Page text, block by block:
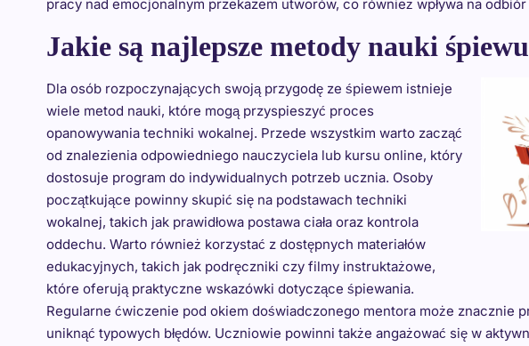
pracy nad emocjonalnym przekazem utworów, co również wpływa na
Jakie są najlepsze metody nauki
Dla osób rozpoczynających swoją przygodę ze śpiewem istnieje
wiele metod nauki, które mogą przyspieszyć proces
opanowywania techniki wokalnej. Przede wszystkim warto zacząć
od znalezienia odpowiedniego nauczyciela lub kursu online, który
dostosuje program do indywidualnych potrzeb ucznia. Osoby
początkujące powinny skupić się na podstawach techniki
wokalnej, takich jak prawidłowa postawa ciała oraz kontrola
oddechu. Warto również korzystać z dostępnych materiałów
edukacyjnych, takich jak podręczniki czy filmy instruktażowe,
które oferują praktyczne wskazówki dotyczące śpiewania.
Regularne ćwiczenie pod okiem doświadczonego mentora może znacznie
uniknąć typowych błędów. Uczniowie powinni także angażować się w